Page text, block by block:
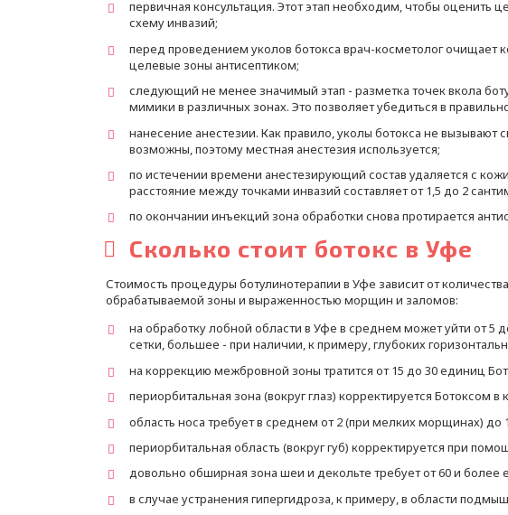
первичная консультация. Этот этап необходим, чтобы оценить
схему инвазий;
перед проведением уколов ботокса врач-косметолог очищает
целевые зоны антисептиком;
следующий не менее значимый этап - разметка точек вкола
мимики в различных зонах. Это позволяет убедиться в
нанесение анестезии. Как правило, уколы ботокса не
возможны, поэтому местная анестезия используется;
по истечении времени анестезирующий состав удаляется с
расстояние между точками инвазий составляет от 1,5 до 2
по окончании инъекций зона обработки снова протирается
Сколько стоит ботокс в Уфе
Стоимость процедуры ботулинотерапии в Уфе зависит от
обрабатываемой зоны и выраженностью морщин и заломов:
на обработку лобной области в Уфе в среднем может уйти от
сетки, большее - при наличии, к примеру, глубоких
на коррекцию межбровной зоны тратится от 15 до 30 единиц
периорбитальная зона (вокруг глаз) корректируется Ботоксом
область носа требует в среднем от 2 (при мелких морщинах) до
периорбитальная область (вокруг губ) корректируется при
довольно обширная зона шеи и декольте требует от 60 и
в случае устранения гипергидроза, к примеру, в области